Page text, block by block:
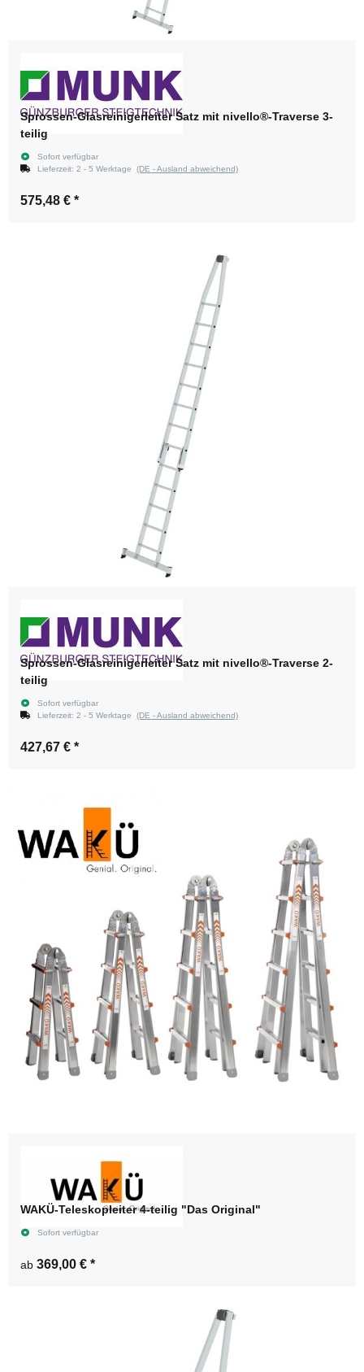
Sprossen-Glasreinigerleiter Satz mit nivello®-Traverse 3-
teilig
Sofort verfügbar
Lieferzeit: 2 - 5 Werktage (DE - Ausland abweichend)
575,48 € *
Sprossen-Glasreinigerleiter Satz mit nivello®-Traverse 2-
teilig
Sofort verfügbar
Lieferzeit: 2 - 5 Werktage (DE - Ausland abweichend)
427,67 € *
WAKÜ-Teleskopleiter 4-teilig "Das Original"
Sofort verfügbar
ab 369,00 € *